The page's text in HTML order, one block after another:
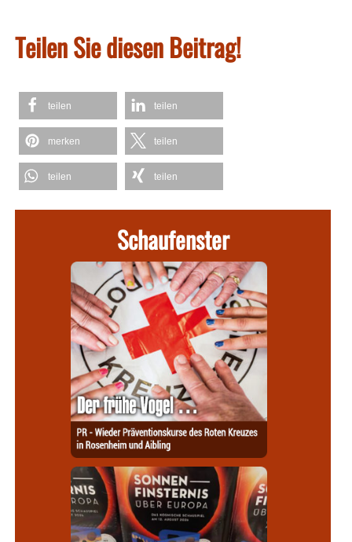
Teilen Sie diesen Beitrag!
teilen teilen
merken teilen
teilen teilen
Schaufenster